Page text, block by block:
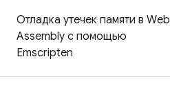
Отладка утечек памяти в Web
Assembly с помощью
Emscripten